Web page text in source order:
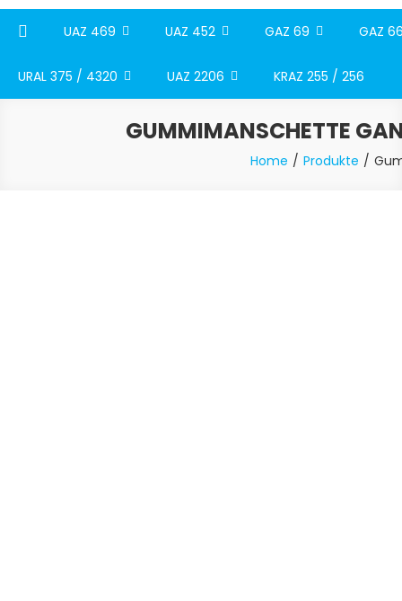
UAZ 469 UAZ 452 GAZ 69 GAZ
URAL 375 / 4320 UAZ 2206 KRAZ 255 / 256
GUMMIMANSCHETTE
Home Produkte